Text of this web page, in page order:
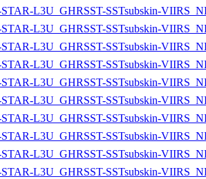
STAR-L3U_GHRSST-SSTsubskin-
STAR-L3U_GHRSST-SSTsubskin-
STAR-L3U_GHRSST-SSTsubskin-
STAR-L3U_GHRSST-SSTsubskin-
STAR-L3U_GHRSST-SSTsubskin-
STAR-L3U_GHRSST-SSTsubskin-
STAR-L3U_GHRSST-SSTsubskin-
STAR-L3U_GHRSST-SSTsubskin-
STAR-L3U_GHRSST-SSTsubskin-
STAR-L3U_GHRSST-SSTsubskin-